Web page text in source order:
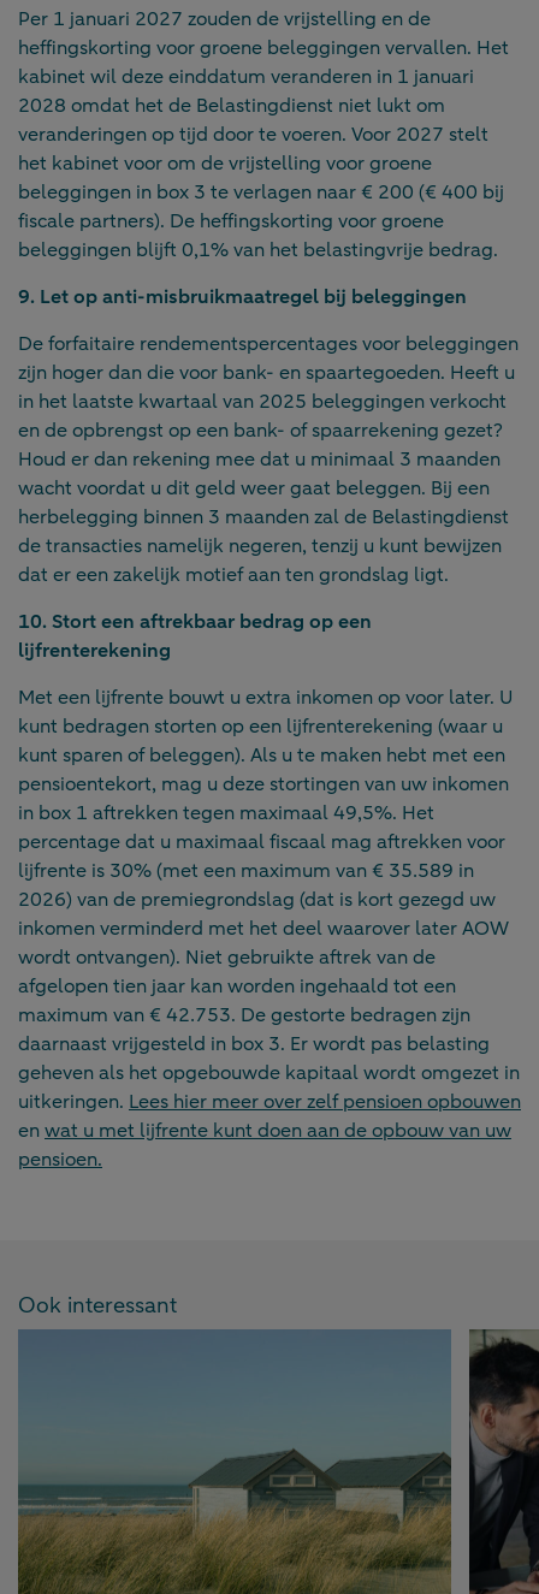
Per 1 januari 2027 zouden de vrijstelling en de
heffingskorting voor groene beleggingen vervallen. Het
kabinet wil deze einddatum veranderen in 1 januari
2028 omdat het de Belastingdienst niet lukt om
veranderingen op tijd door te voeren. Voor 2027 stelt
het kabinet voor om de vrijstelling voor groene
beleggingen in box 3 te verlagen naar € 200 (€ 400 bij
fiscale partners). De heffingskorting voor groene
beleggingen blijft 0,1% van het belastingvrije bedrag.
9. Let op anti-misbruikmaatregel bij beleggingen
De forfaitaire rendementspercentages voor beleggingen
zijn hoger dan die voor bank- en spaartegoeden. Heeft u
in het laatste kwartaal van 2025 beleggingen verkocht
en de opbrengst op een bank- of spaarrekening gezet?
Houd er dan rekening mee dat u minimaal 3 maanden
wacht voordat u dit geld weer gaat beleggen. Bij een
herbelegging binnen 3 maanden zal de Belastingdienst
de transacties namelijk negeren, tenzij u kunt bewijzen
dat er een zakelijk motief aan ten grondslag ligt.
10. Stort een aftrekbaar bedrag op een
lijfrenterekening
Met een lijfrente bouwt u extra inkomen op voor later. U
kunt bedragen storten op een lijfrenterekening (waar u
kunt sparen of beleggen). Als u te maken hebt met een
pensioentekort, mag u deze stortingen van uw inkomen
in box 1 aftrekken tegen maximaal 49,5%. Het
percentage dat u maximaal fiscaal mag aftrekken voor
lijfrente is 30% (met een maximum van € 35.589 in
2026) van de premiegrondslag (dat is kort gezegd uw
inkomen verminderd met het deel waarover later AOW
wordt ontvangen). Niet gebruikte aftrek van de
afgelopen tien jaar kan worden ingehaald tot een
maximum van € 42.753. De gestorte bedragen zijn
daarnaast vrijgesteld in box 3. Er wordt pas belasting
geheven als het opgebouwde kapitaal wordt omgezet in
uitkeringen. Lees hier meer over zelf pensioen opbouwen
enwat u met lijfrente kunt doen aan de opbouw van uw
pensioen.
Ook interessant